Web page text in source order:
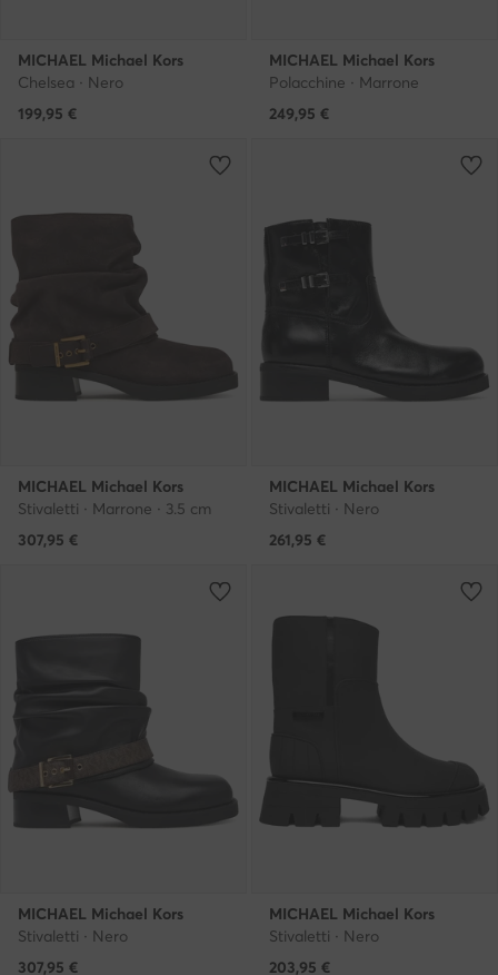
MICHAEL Michael Kors
Chelsea · Nero
199,95 €
MICHAEL Michael Kors
Polacchine · Marrone
249,95 €
MICHAEL Michael Kors
Stivaletti · Marrone · 3.5 cm
307,95 €
MICHAEL Michael Kors
Stivaletti · Nero
261,95 €
MICHAEL Michael Kors
Stivaletti · Nero
307,95 €
MICHAEL Michael Kors
Stivaletti · Nero
203,95 €